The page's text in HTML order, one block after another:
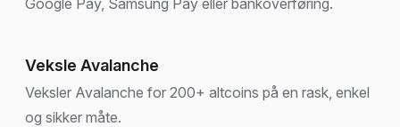
Veksle Avalanche
Veksler Avalanche for 200+ altcoins på en rask, enkel
og sikker måte.